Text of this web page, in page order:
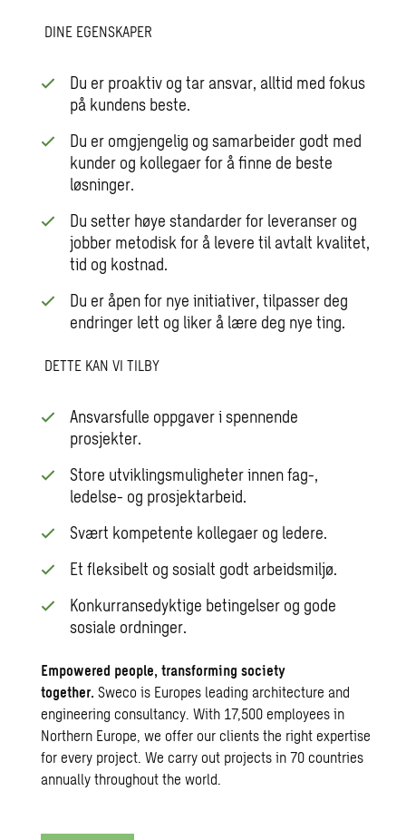
DINE EGENSKAPER
Du er proaktiv og tar ansvar, alltid med fokus
på kundens beste.
Du er omgjengelig og samarbeider godt med
kunder og kollegaer for å finne de beste
løsninger.
Du setter høye standarder for leveranser og
jobber metodisk for å levere til avtalt kvalitet,
tid og kostnad.
Du er åpen for nye initiativer, tilpasser deg
endringer lett og liker å lære deg nye ting.
DETTE KAN VI TILBY
Ansvarsfulle oppgaver i spennende
prosjekter.
Store utviklingsmuligheter innen fag-,
ledelse- og prosjektarbeid.
Svært kompetente kollegaer og ledere.
Et fleksibelt og sosialt godt arbeidsmiljø.
Konkurransedyktige betingelser og gode
sosiale ordninger.
Empowered people, transforming society
together.Sweco is Europes leading architecture and
engineering consultancy. With 17,500 employees in
Northern Europe, we offer our clients the right expertise
for every project. We carry out projects in 70 countries
annually throughout the world.